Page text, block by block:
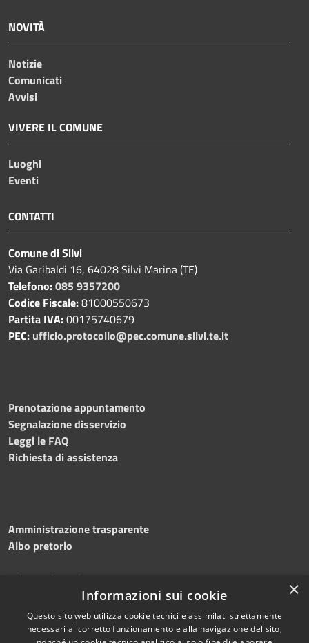
NOVITÀ
Notizie
Comunicati
Avvisi
VIVERE IL COMUNE
Luoghi
Eventi
CONTATTI
Comune di Silvi
Via Garibaldi 16, 64028 Silvi Marina (TE)
Telefono:085 9357200
Codice Fiscale:81000550673
Partita IVA:00175740679
PEC: ufficio.protocollo@pec.comune.silvi.te.it
Prenotazione appuntamento
Segnalazione disservizio
Leggi le FAQ
Richiesta di assistenza
Amministrazione trasparente
Albo pretorio
Informativa privacy
Dichiarazione di accessibilità
×
Informazioni sui cookie
Questo sito web utilizza cookie tecnici e assimilati strettamente
necessari al corretto funzionamento e alla navigazione del sito,